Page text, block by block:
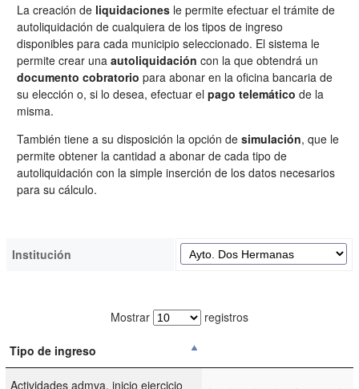
La creación de liquidaciones le permite efectuar el trámite de
autoliquidación de cualquiera de los tipos de ingreso
disponibles para cada municipio seleccionado. El sistema le
permite crear una autoliquidación con la que obtendrá un
documento cobratorio para abonar en la oficina bancaria de
su elección o, si lo desea, efectuar el pago telemático de la
misma.
También tiene a su disposición la opción de simulación, que le
permite obtener la cantidad a abonar de cada tipo de
autoliquidación con la simple inserción de los datos necesarios
para su cálculo.
Institución
Mostrar registros
Tipo de ingreso
Actividades admva. inicio ejercicio